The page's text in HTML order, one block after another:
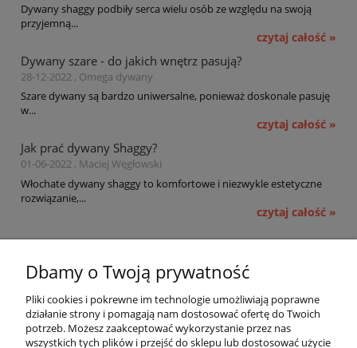
Dywany shaggy podbiły serca wielu osób ze względu na swoją
przyjemną...
czytaj całość »
Dywany szare - do jakich wnętrz pasują?
28-12-2022 , Omega dywany
Szare dywany są bardzo uniwersalne, ponieważ doskonale pasuję
w...
czytaj całość »
Jak prać dywany Shaggy?
01-06-2022 , Maciej Węgłowski
Włochate dywany shaggy to komfortowe i niezwykle estetyczne
rozwiązanie,...
czytaj całość »
Płatności i dostawa
Dbamy o Twoją prywatność
Pliki cookies i pokrewne im technologie umożliwiają poprawne
działanie strony i pomagają nam dostosować ofertę do Twoich
potrzeb. Możesz zaakceptować wykorzystanie przez nas
wszystkich tych plików i przejść do sklepu lub dostosować użycie